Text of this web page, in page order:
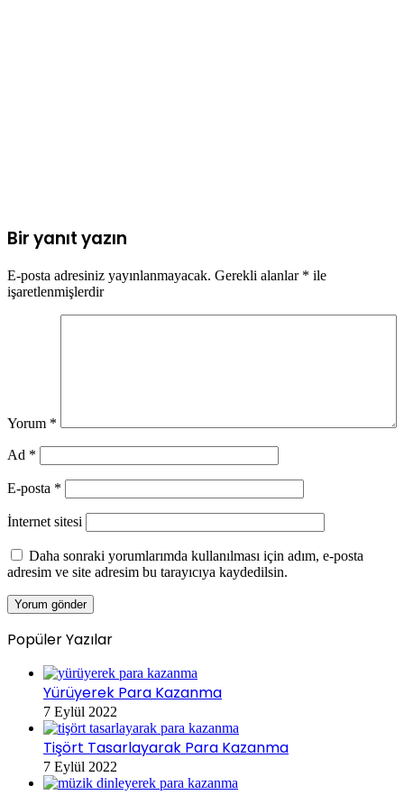
Bir yanıt yazın
E-posta adresiniz yayınlanmayacak. Gerekli alanlar * ile
işaretlenmişlerdir
Yorum *
Ad *
E-posta *
İnternet sitesi
Daha sonraki yorumlarımda kullanılması için adım, e-posta
adresim ve site adresim bu tarayıcıya kaydedilsin.
Popüler Yazılar
Yürüyerek Para Kazanma
7 Eylül 2022
Tişört Tasarlayarak Para Kazanma
7 Eylül 2022